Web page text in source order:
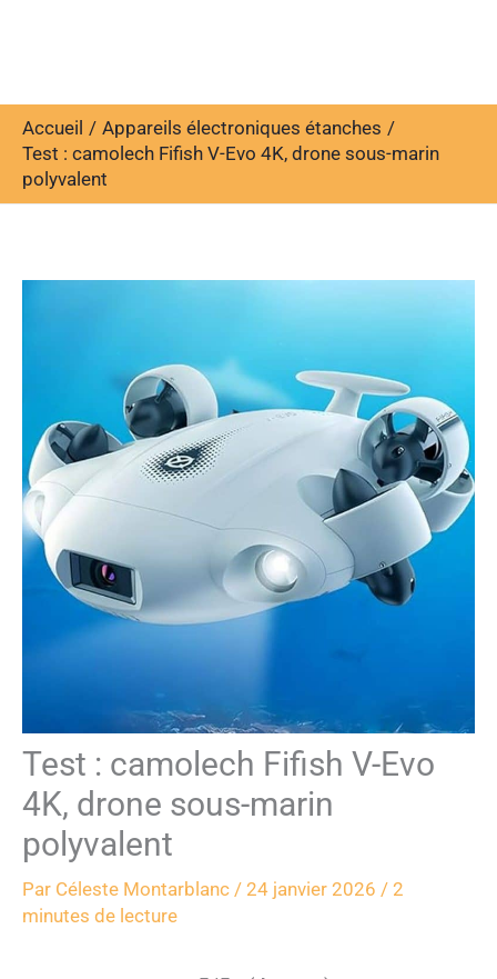
Accueil
Appareils électroniques étanches
Test : camolech Fifish V-Evo 4K, drone sous-marin
polyvalent
Test : camolech Fifish V-Evo
4K, drone sous-marin
polyvalent
Par Céleste Montarblanc / 24 janvier 2026 / 2
minutes de lecture